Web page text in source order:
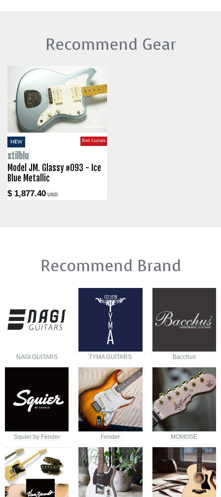
Recommend Gear
NEW Red Guitars
stilblu
Model JM. Glassy #093 - Ice
Blue Metallic
$ 1,877.40 USD
Recommend Brand
NAGI GUITARS TYMA GUITARS Bacchus
Squier by Fender Fender MOMOSE